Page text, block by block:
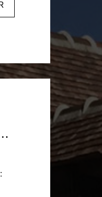
VILLAGE AVEC COMMERCES ET ÉCOLE